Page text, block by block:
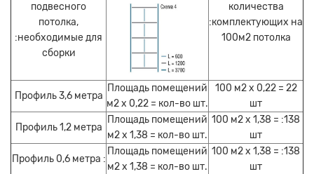
подвесного
потолка,
:необходимые для
сборки
количества
:комплектующих на
100м2 потолка
Профиль 3,6 метра
Площадь помещений
м2 х 0,22 = кол-во шт.
100 м2 х 0,22 = 22
шт
Профиль 1,2 метра
Площадь помещений
м2 х 1,38 = кол-во шт.
100 м2 х 1,38 = :138
шт
Профиль 0,6 метра :
Площадь помещений
м2 х 1,38 = кол-во шт.
100 м2 х 1,38 = :138
шт